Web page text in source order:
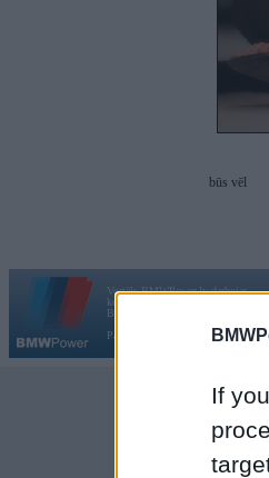
If
būs vēl
Vortāls BMWPower.lv darbojas
kopš 2002. gada 14. maija. Tas nav
BMW AG.
Par BMWPower
Kontakti |